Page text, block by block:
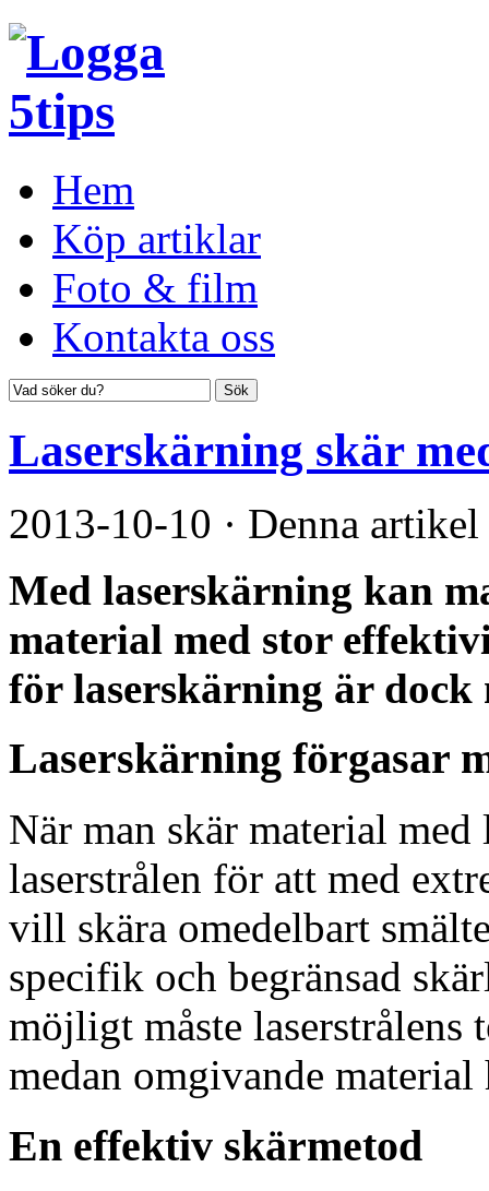
Hem
Köp artiklar
Foto & film
Kontakta oss
Laserskärning skär
2013-10-10 · Denna
Med laserskärning kan
material med stor
för laserskärning är dock
Laserskärning förgasar
När man skär material med
laserstrålen för att med
vill skära omedelbart
specifik och begränsad
möjligt måste laserstrålens
medan omgivande
En effektiv skärmetod